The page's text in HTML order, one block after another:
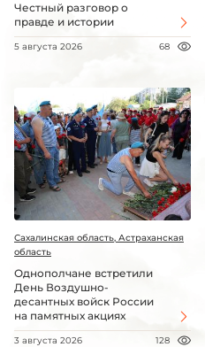
Честный разговор о
правде и истории
5 августа 2026 68
Сахалинская область, Астраханская
область
Однополчане встретили
День Воздушно-
десантных войск России
на памятных акциях
3 августа 2026 128